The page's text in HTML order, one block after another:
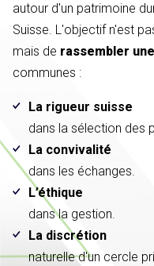
autour d'un patrimoine
Suisse. L'objectif n'est
mais de rassembler
communes :
La rigueur suisse
dans la sélection des
La convivalité
dans les échanges.
L’éthique
dans la gestion.
La discrétion
naturelle d'un cercle